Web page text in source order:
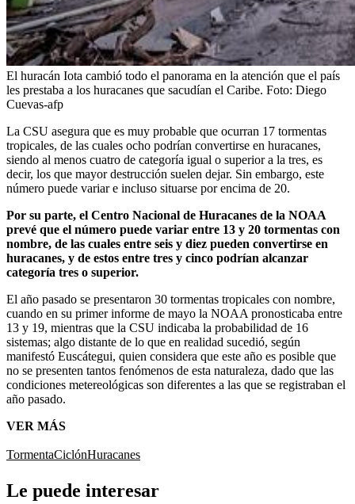
El huracán Iota cambió todo el panorama en la atención que el país
les prestaba a los huracanes que sacudían el Caribe. Foto: Diego
Cuevas-afp
La CSU asegura que es muy probable que ocurran 17 tormentas
tropicales, de las cuales ocho podrían convertirse en huracanes,
siendo al menos cuatro de categoría igual o superior a la tres, es
decir, los que mayor destrucción suelen dejar. Sin embargo, este
número puede variar e incluso situarse por encima de 20.
Por su parte, el Centro Nacional de Huracanes de la NOAA
prevé que el número puede variar entre 13 y 20 tormentas con
nombre, de las cuales entre seis y diez pueden convertirse en
huracanes, y de estos entre tres y cinco podrían alcanzar
categoría tres o superior.
El año pasado se presentaron 30 tormentas tropicales con nombre,
cuando en su primer informe de mayo la NOAA pronosticaba entre
13 y 19, mientras que la CSU indicaba la probabilidad de 16
sistemas; algo distante de lo que en realidad sucedió, según
manifestó Euscátegui, quien considera que este año es posible que
no se presenten tantos fenómenos de esta naturaleza, dado que las
condiciones metereológicas son diferentes a las que se registraban el
año pasado.
VER MÁS
TormentaCiclónHuracanes
Le puede interesar